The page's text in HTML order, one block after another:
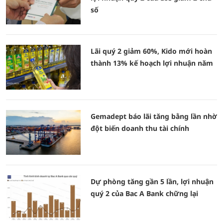
số
Lãi quý 2 giảm 60%, Kido mới hoàn
thành 13% kế hoạch lợi nhuận năm
Gemadept báo lãi tăng bằng lần nhờ
đột biến doanh thu tài chính
Dự phòng tăng gần 5 lần, lợi nhuận
quý 2 của Bac A Bank chững lại